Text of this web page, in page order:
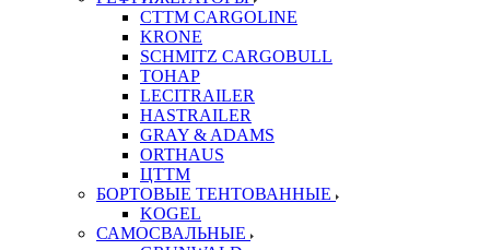
CTTM CARGOLINE
KRONE
SCHMITZ CARGOBULL
ТОНАР
LECITRAILER
HASTRAILER
GRAY & ADAMS
ORTHAUS
ЦТТМ
БОРТОВЫЕ ТЕНТОВАННЫЕ
KOGEL
САМОСВАЛЬНЫЕ